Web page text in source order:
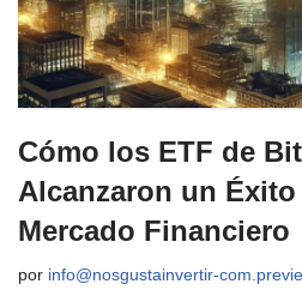
Cómo los ETF de
Alcanzaron un Éxito
Mercado Financiero
por info@nosgustainvertir-